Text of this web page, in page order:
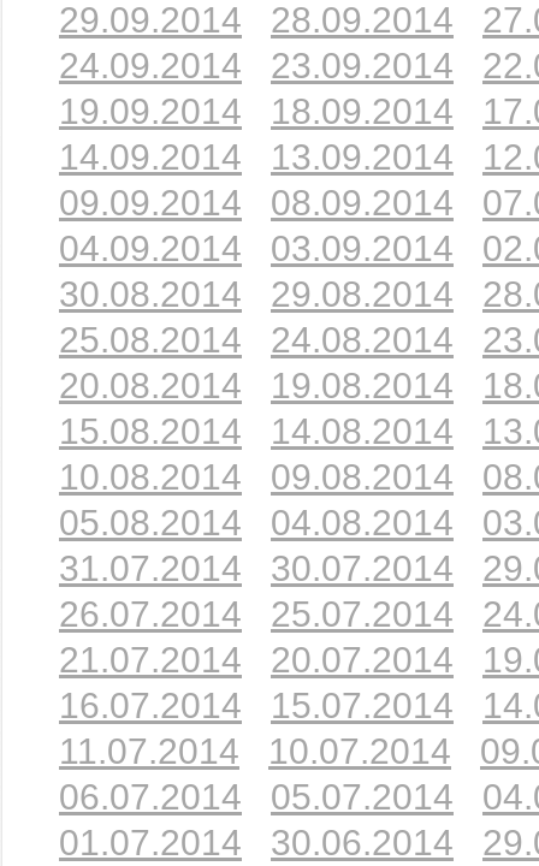
29.09.2014 28.09.2014
24.09.2014
23.09.2014
19.09.2014
18.09.2014
14.09.2014
13.09.2014
09.09.2014
08.09.2014
04.09.2014
03.09.2014
30.08.2014
29.08.2014
25.08.2014
24.08.2014
20.08.2014
19.08.2014
15.08.2014
14.08.2014
10.08.2014
09.08.2014
05.08.2014
04.08.2014
31.07.2014
30.07.2014
26.07.2014
25.07.2014
21.07.2014
20.07.2014
16.07.2014
15.07.2014
11.07.2014
10.07.2014
06.07.2014
05.07.2014
01.07.2014
30.06.2014